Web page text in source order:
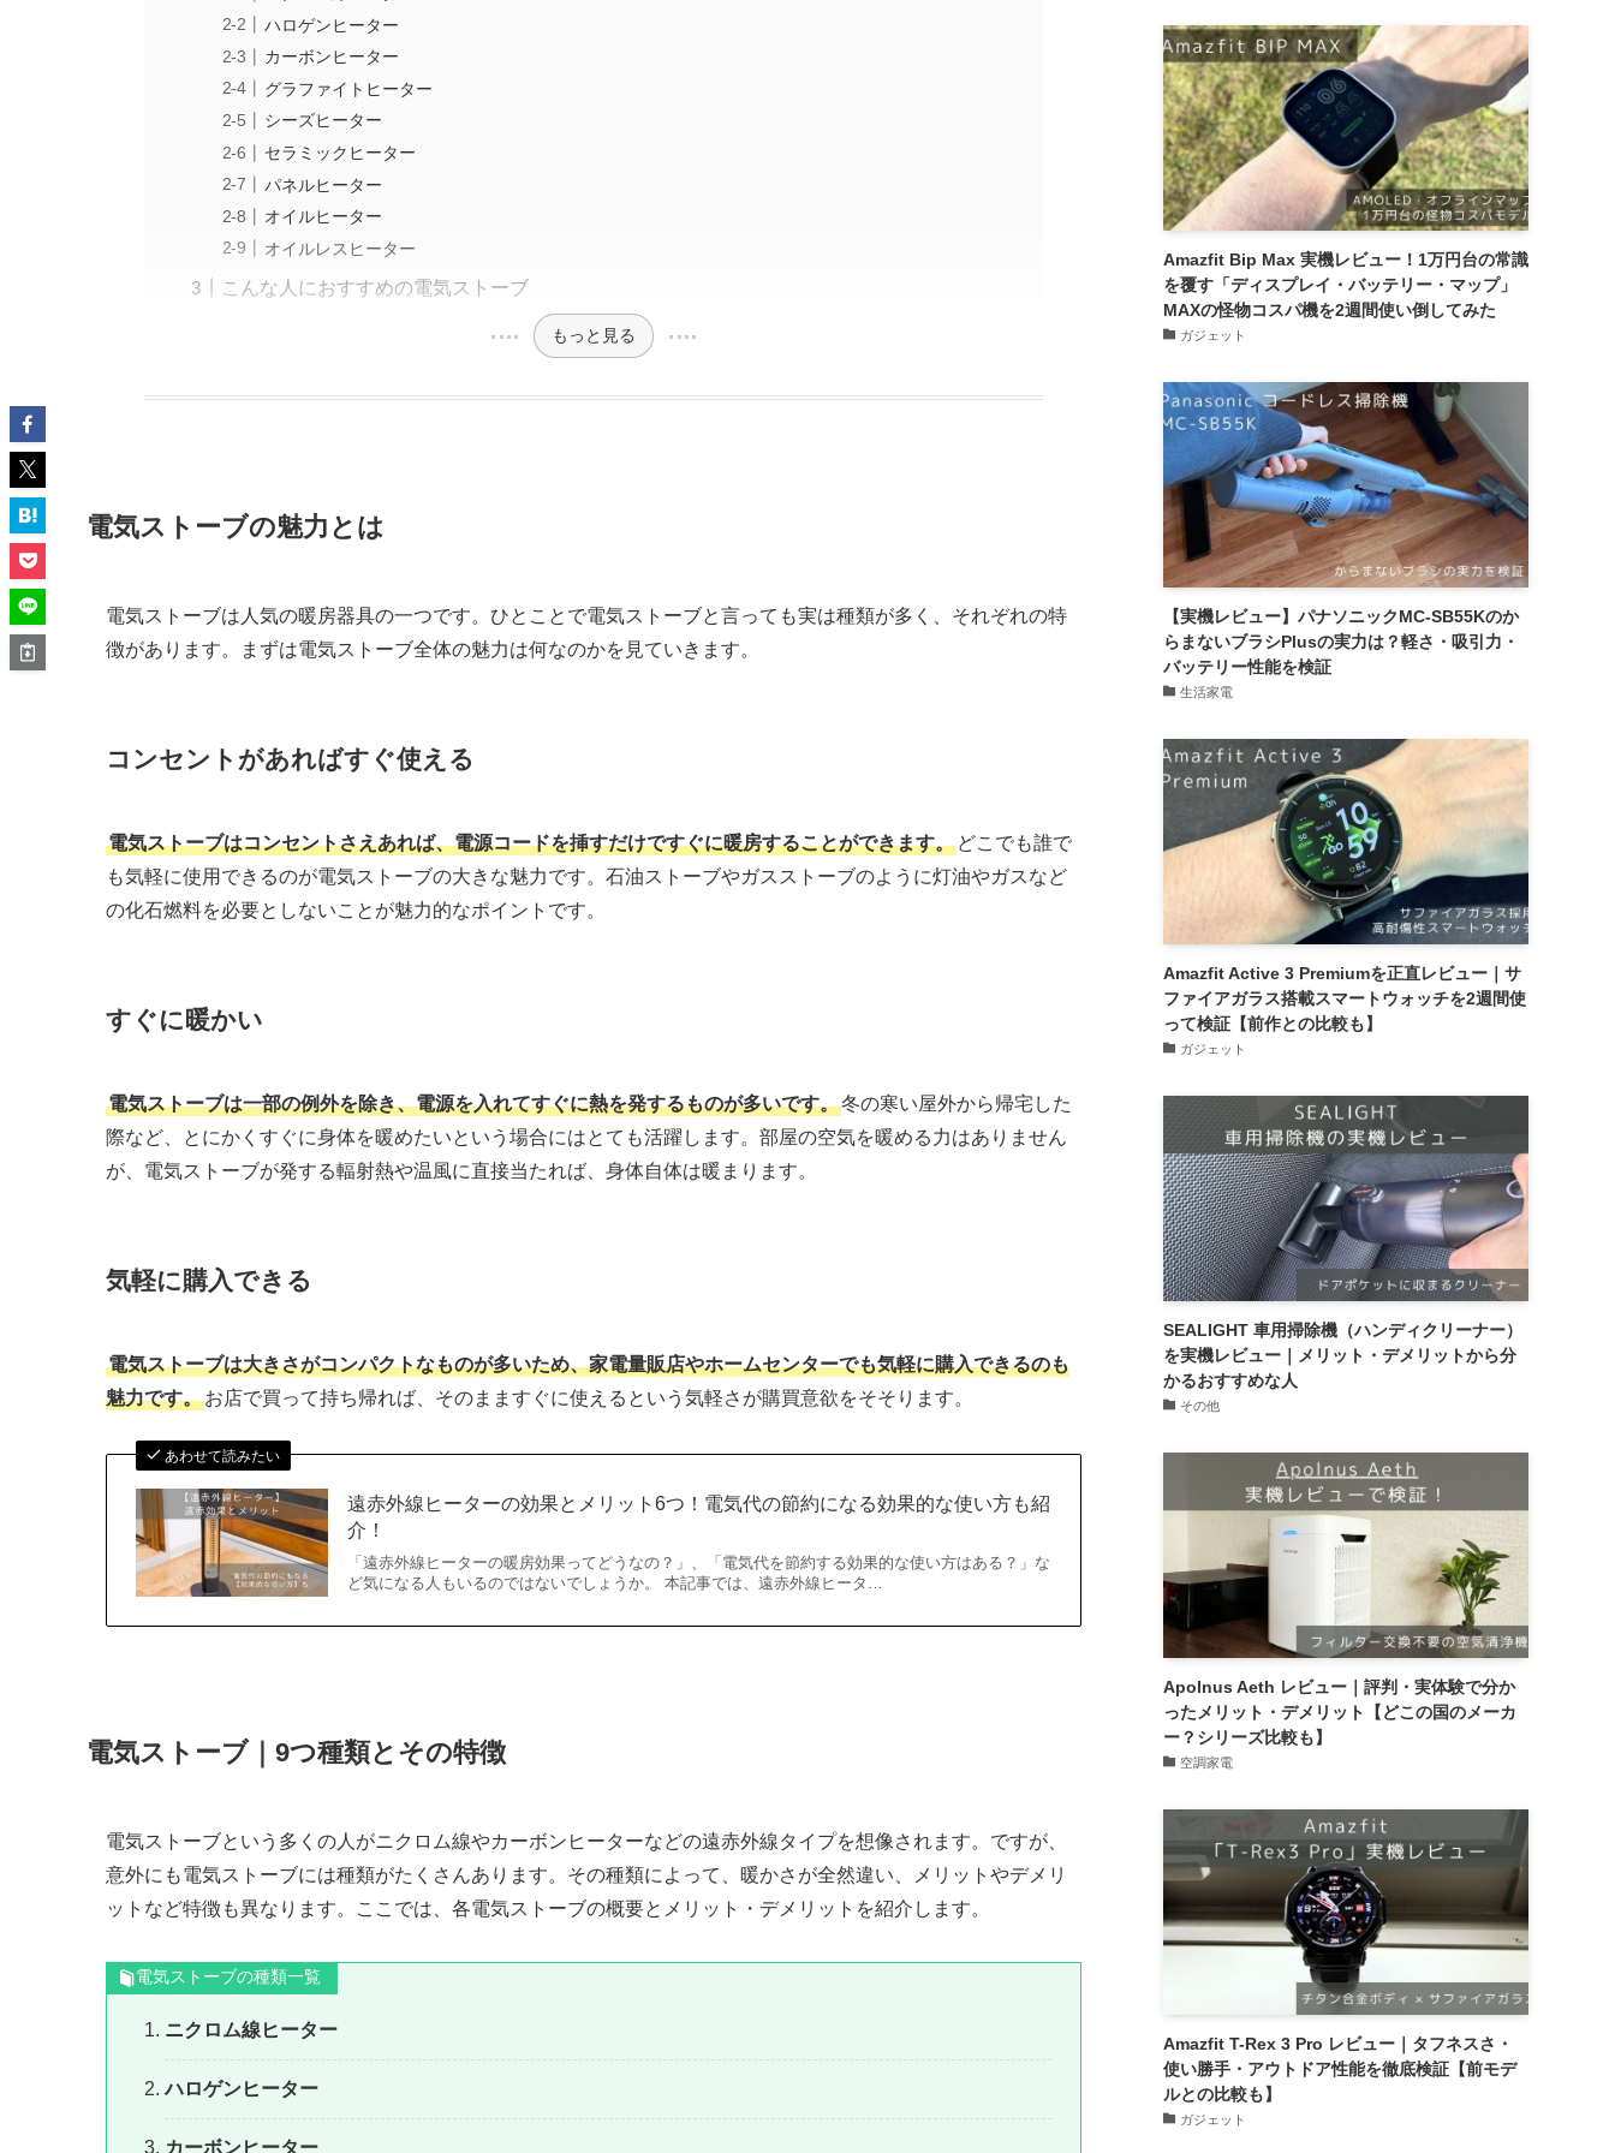
ハロゲンヒーター
カーボンヒーター
グラファイトヒーター
シーズヒーター
セラミックヒーター
パネルヒーター
オイルヒーター
オイルレスヒーター
こんな人におすすめの電気ストーブ
もっと見る
電気ストーブの魅力とは
電気ストーブは人気の暖房器具の一つです。ひとことで電気ストーブと言っても実は種類が多く、それぞれの特
徴があります。まずは電気ストーブ全体の魅力は何なのかを見ていきます。
コンセントがあればすぐ使える
電気ストーブはコンセントさえあれば、電源コードを挿すだけですぐに暖房することができます。 どこでも誰で
も気軽に使用できるのが電気ストーブの大きな魅力です。石油ストーブやガスストーブのように灯油やガスなど
の化石燃料を必要としないことが魅力的なポイントです。
すぐに暖かい
電気ストーブは一部の例外を除き、電源を入れてすぐに熱を発するものが多いです。冬の寒い屋外から帰宅した
際など、とにかくすぐに身体を暖めたいという場合にはとても活躍します。部屋の空気を暖める力はありません
が、電気ストーブが発する輻射熱や温風に直接当たれば、身体自体は暖まります。
気軽に購入できる
電気ストーブは大きさがコンパクトなものが多いため、家電量販店やホームセンターでも気軽に購入できるのも
魅力です。お店で買って持ち帰れば、そのまますぐに使えるという気軽さが購買意欲をそそります。
あわせて読みたい
遠赤外線ヒーターの効果とメリット6つ！電気代の節約になる効果的な使い方も紹
介！
「遠赤外線ヒーターの暖房効果ってどうなの？」、「電気代を節約する効果的な使い方はある？」な
ど気になる人もいるのではないでしょうか。 本記事では、遠赤外線ヒータ…
電気ストーブ｜9つ種類とその特徴
電気ストーブという多くの人がニクロム線やカーボンヒーターなどの遠赤外線タイプを想像されます。ですが、
意外にも電気ストーブには種類がたくさんあります。その種類によって、暖かさが全然違い、メリットやデメリ
ットなど特徴も異なります。ここでは、各電気ストーブの概要とメリット・デメリットを紹介します。
電気ストーブの種類一覧
ニクロム線ヒーター
ハロゲンヒーター
カーボンヒーター
Amazfit Bip Max 実機レビュー！1万円台の常識
を覆す「ディスプレイ・バッテリー・マップ」
MAXの怪物コスパ機を2週間使い倒してみた
ガジェット
【実機レビュー】パナソニックMC-SB55Kのか
らまないブラシPlusの実力は？軽さ・吸引力・
バッテリー性能を検証
生活家電
Amazfit Active 3 Premiumを正直レビュー｜サ
ファイアガラス搭載スマートウォッチを2週間使
って検証【前作との比較も】
ガジェット
SEALIGHT 車用掃除機（ハンディクリーナー）
を実機レビュー｜メリット・デメリットから分
かるおすすめな人
その他
Apolnus Aeth レビュー｜評判・実体験で分か
ったメリット・デメリット【どこの国のメーカ
ー？シリーズ比較も】
空調家電
Amazfit T-Rex 3 Pro レビュー｜タフネスさ・
使い勝手・アウトドア性能を徹底検証【前モデ
ルとの比較も】
ガジェット